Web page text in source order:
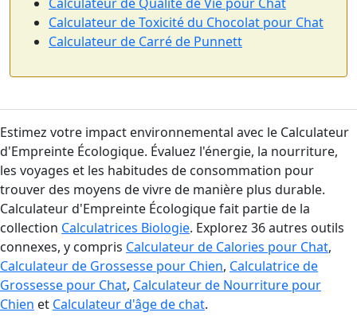
Calculateur de Qualité de Vie pour Chat
Calculateur de Toxicité du Chocolat pour Chat
Calculateur de Carré de Punnett
Estimez votre impact environnemental avec le Calculateur
d'Empreinte Écologique. Évaluez l'énergie, la nourriture,
les voyages et les habitudes de consommation pour
trouver des moyens de vivre de manière plus durable.
Calculateur d'Empreinte Écologique fait partie de la
collection Calculatrices Biologie. Explorez 36 autres outils
connexes, y compris Calculateur de Calories pour Chat,
Calculateur de Grossesse pour Chien, Calculatrice de
Grossesse pour Chat, Calculateur de Nourriture pour
Chien et Calculateur d'âge de chat.